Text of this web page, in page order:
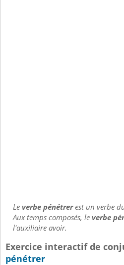
Leverbe pénétrerest un verbe
Aux temps composés, leverbe
l'auxiliaire avoir.
Exercice interactif de
pénétrer